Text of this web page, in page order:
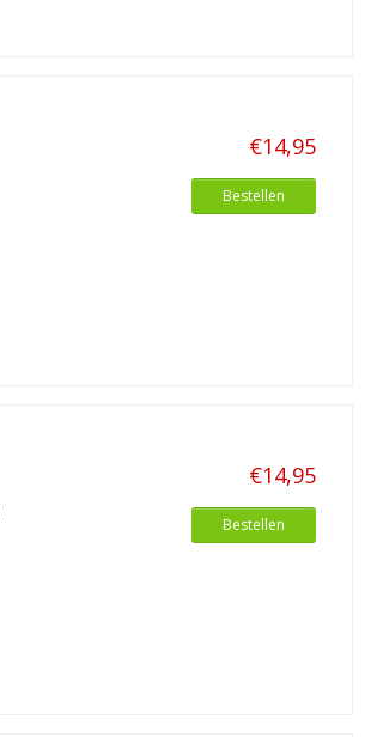
€14,95
Bestellen
€14,95
Bestellen